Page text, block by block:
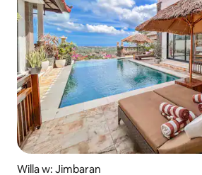
Willa w: Jimbaran